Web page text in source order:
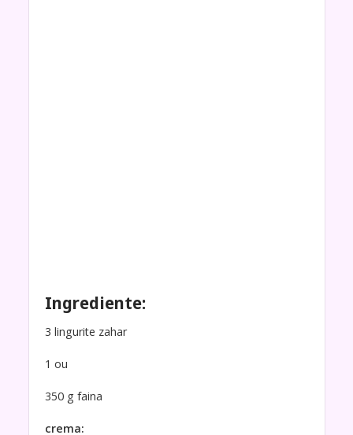
Ingrediente:
3 lingurite zahar
1 ou
350 g faina
crema: